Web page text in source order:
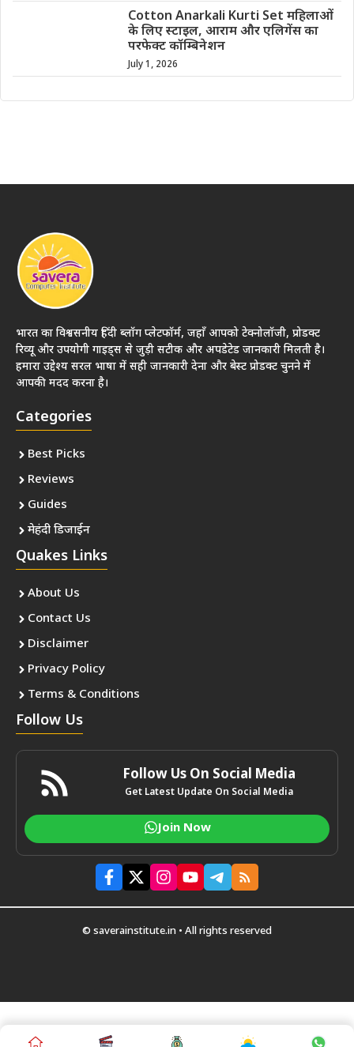
Cotton Anarkali Kurti Set महिलाओं
के लिए स्टाइल, आराम और एलिगेंस का
परफेक्ट कॉम्बिनेशन
July 1, 2026
भारत का विश्वसनीय हिंदी ब्लॉग प्लेटफॉर्म, जहाँ आपको टेक्नोलॉजी, प्रोडक्ट
रिव्यू और उपयोगी गाइड्स से जुड़ी सटीक और अपडेटेड जानकारी मिलती है।
हमारा उद्देश्य सरल भाषा में सही जानकारी देना और बेस्ट प्रोडक्ट चुनने में
आपकी मदद करना है।
Categories
Best Picks
Reviews
Guides
मेहंदी डिजाईन
Quakes Links
About Us
Contact Us
Disclaimer
Privacy Policy
Terms & Conditions
Follow Us
Follow Us On Social Media
Get Latest Update On Social Media
Join Now
© saverainstitute.in • All rights reserved